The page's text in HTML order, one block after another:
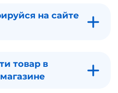
на сайте
товар в